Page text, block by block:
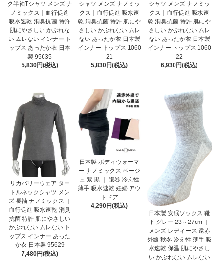
ク半袖Tシャツ メンズ ナ
ノミックス｜血行促進
吸水速乾 消臭抗菌 特許
肌にやさしい かぶれな
い ムレない インナー ト
ップス あったか衣 日本
製 95635
5,830円(税込)
シャツ メンズ ナノミッ
クス｜血行促進 吸水速
乾 消臭抗菌 特許 肌にや
さしい かぶれない ムレ
ない あったか衣 日本製
インナー トップス 1060
21
5,830円(税込)
シャツ メンズ ナノミッ
クス｜血行促進 吸水速
乾 消臭抗菌 特許 肌にや
さしい かぶれない ムレ
ない あったか衣 日本製
インナー トップス 1060
22
6,930円(税込)
リカバリーウェア ター
トルネックシャツ メン
ズ 長袖 ナノミックス ｜
血行促進 吸水速乾 消臭
抗菌 特許 肌にやさしい
かぶれない ムレない ト
ップス インナー あった
か衣 日本製 95629
7,480円(税込)
日本製 ボディウォーマ
ー ナノミックス ベージ
ュ 紫 黒 ｜ 腹巻 冷え性
薄手 吸水速乾 妊婦 アウ
トドア
4,290円(税込)
日本製 安眠ソックス 靴
下 グレー 23～27cm ｜
メンズ レディース 遠赤
外線 秋冬 冷え性 薄手 吸
水速乾 保温 肌にやさし
い かぶれない ムレない